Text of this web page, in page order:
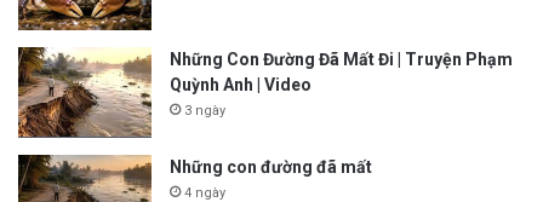
Những Con Đường Đã Mất Đi | Truyện Phạm
Quỳnh Anh | Video
3 ngày
Những con đường đã mất
4 ngày